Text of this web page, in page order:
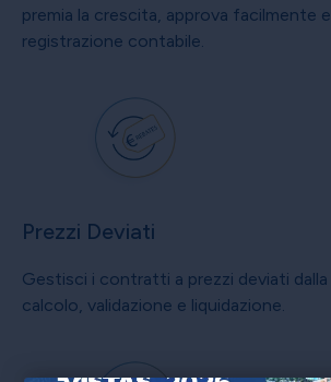
premia la crescita, approva facilmente
registrazione contabile.
Prezzi Deviati
Gestisci i contratti a prezzi deviati dalla
calcolo, validazione e liquidazione.